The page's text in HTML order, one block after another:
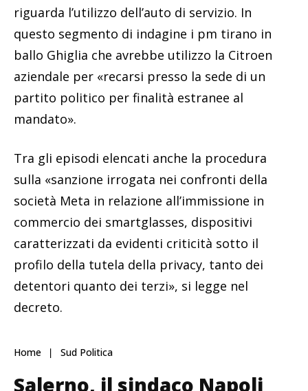
riguarda l’utilizzo dell’auto di servizio. In
questo segmento di indagine i pm tirano in
ballo Ghiglia che avrebbe utilizzo la Citroen
aziendale per «recarsi presso la sede di un
partito politico per finalità estranee al
mandato».
Tra gli episodi elencati anche la procedura
sulla «sanzione irrogata nei confronti della
società Meta in relazione all’immissione in
commercio dei smartglasses, dispositivi
caratterizzati da evidenti criticità sotto il
profilo della tutela della privacy, tanto dei
detentori quanto dei terzi», si legge nel
decreto.
Home Sud Politica
Salerno, il sindaco Napoli